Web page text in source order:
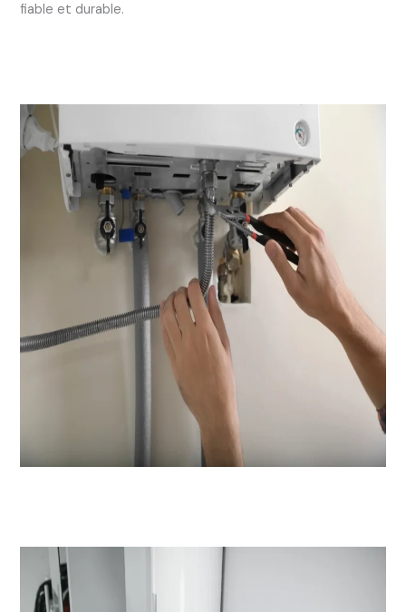
fiable et durable.